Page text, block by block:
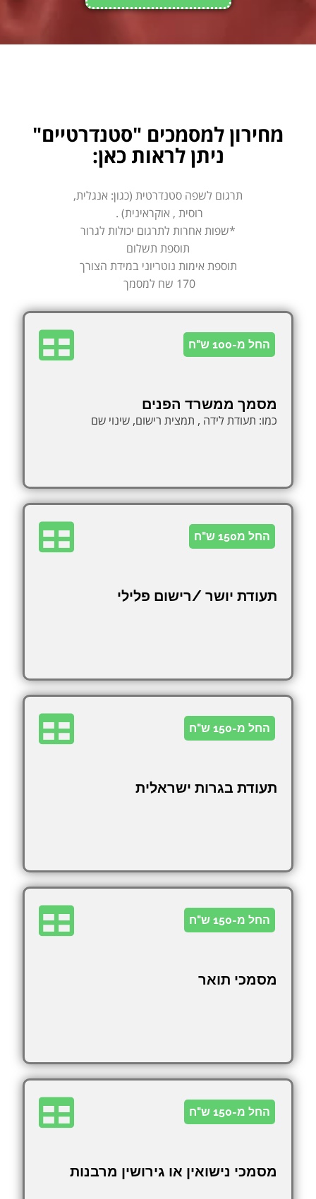
מחירון למסמכים "סטנדרטיים"
ניתן לראות כאן:
תרגום לשפה סטנדרטית (כגון: אנגלית,
רוסית , אוקראינית) .
*שפות אחרות לתרגום יכולות לגרור
תוספת תשלום
תוספת אימות נוטריוני במידת הצורך
170 שח למסמך
החל מ-100 ש"ח
מסמך ממשרד הפנים
כמו: תעודת לידה , תמצית רישום, שינוי שם
החל מ150 ש"ח
תעודת יושר /רישום פלילי
החל מ-150 ש"ח
תעודת בגרות ישראלית
החל מ-150 ש"ח
מסמכי תואר
החל מ-150 ש"ח
מסמכי נישואין או גירושין מרבנות